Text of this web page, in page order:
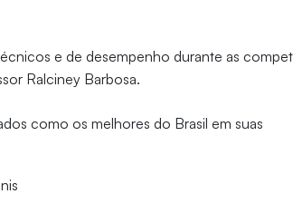
e de desempenho durante as
Ralciney Barbosa.
como os melhores do Brasil em suas